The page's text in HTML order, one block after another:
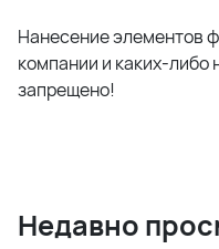
Нанесение элементов
компании и каких-либо
запрещено!
Недавно